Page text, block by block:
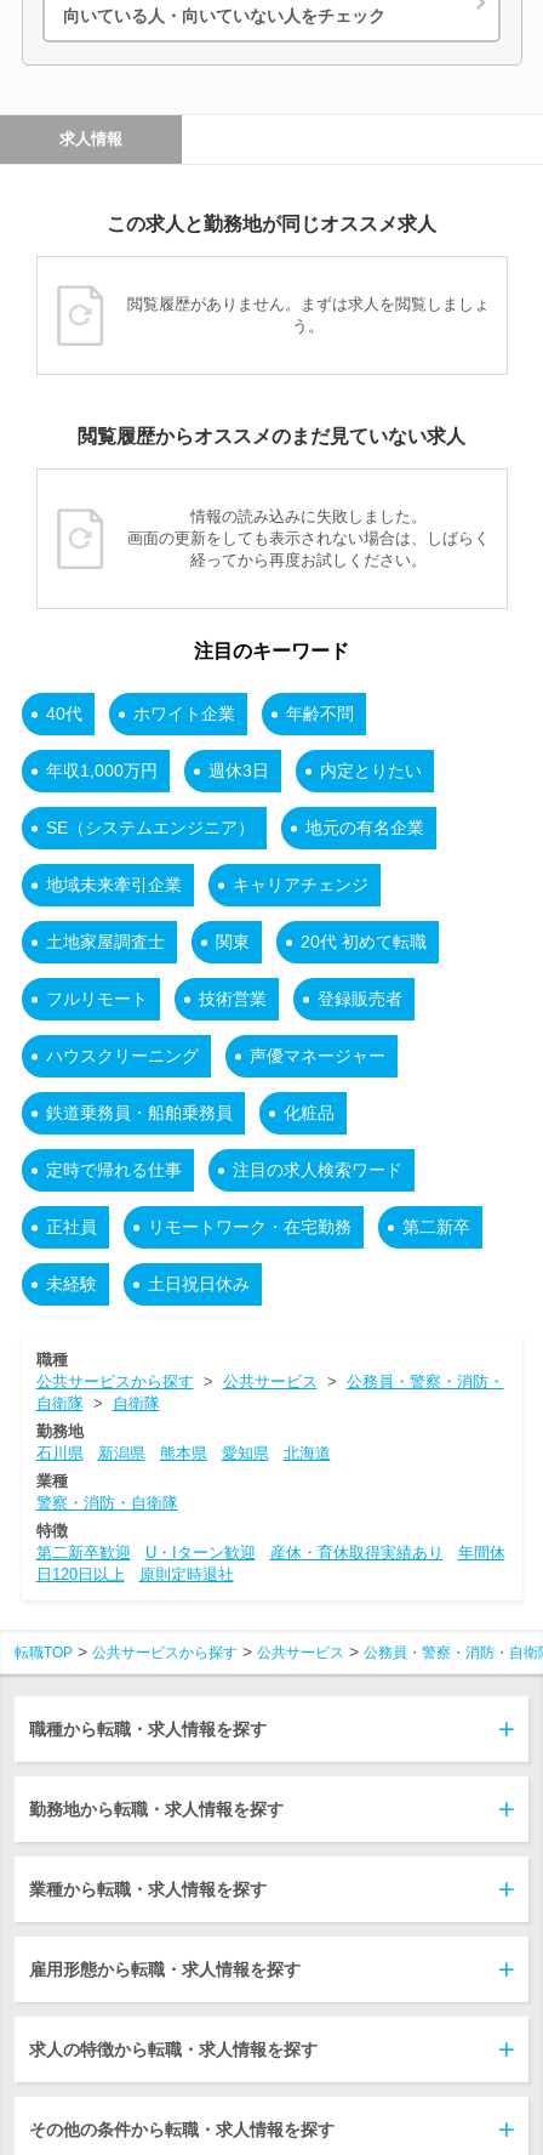
向いている人・向いていない人をチェック
求人情報
この求人と勤務地が同じオススメ求人
閲覧履歴がありません。まずは求人を閲覧しましょ
う。
閲覧履歴からオススメのまだ見ていない求人
情報の読み込みに失敗しました。
画面の更新をしても表示されない場合は、しばらく
経ってから再度お試しください。
注目のキーワード
40代 ホワイト企業 年齢不問
年収1,000万円 週休3日 内定とりたい
SE（システムエンジニア） 地元の有名企業
地域未来牽引企業 キャリアチェンジ
土地家屋調査士 関東 20代 初めて転職
フルリモート 技術営業 登録販売者
ハウスクリーニング 声優マネージャー
鉄道乗務員・船舶乗務員 化粧品
定時で帰れる仕事 注目の求人検索ワード
正社員 リモートワーク・在宅勤務 第二新卒
未経験 土日祝日休み
職種
公共サービスから探す > 公共サービス > 公務員・警察・消防・
自衛隊> 自衛隊
勤務地
石川県
新潟県 熊本県 愛知県
北海道
業種
警察・消防・自衛隊
特徴
第二新卒歓迎
U・Iターン歓迎 産休・育休取得実績あり
年間休
日120日以上
原則定時退社
転職TOP 公共サービスから探す 公共サービス 公務員・警察・消防・自衛
職種から転職・求人情報を探す
勤務地から転職・求人情報を探す
業種から転職・求人情報を探す
雇用形態から転職・求人情報を探す
求人の特徴から転職・求人情報を探す
その他の条件から転職・求人情報を探す